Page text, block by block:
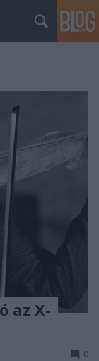
az X-
0